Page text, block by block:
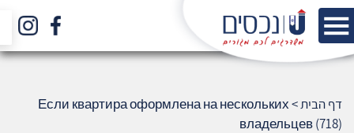
דף הבית>
Если квартира оформлена на нескольких
владельцев (718)